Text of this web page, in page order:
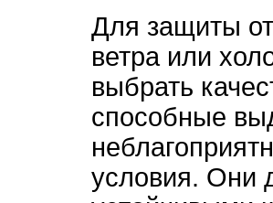
Для защиты
ветра или
выбрать
способные
условия. Они